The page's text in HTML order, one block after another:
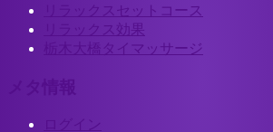
リラックスセットコース
リラックス効果
栃木大橋タイマッサージ
ログイン